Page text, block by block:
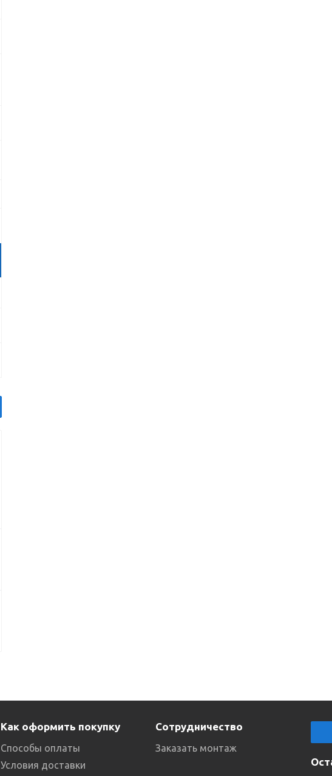
Как оформить покупку
Способы оплаты
Условия доставки
Сотрудничество
Заказать монтаж